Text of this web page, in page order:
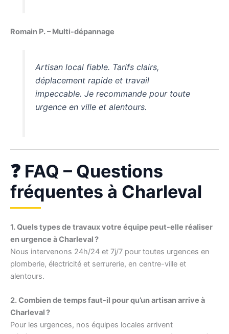
Romain P. – Multi-dépannage
Artisan local fiable. Tarifs clairs,
déplacement rapide et travail
impeccable. Je recommande pour toute
urgence en ville et alentours.
❓ FAQ – Questions
fréquentes à Charleval
1. Quels types de travaux votre équipe peut-elle réaliser
en urgence à Charleval ?
Nous intervenons 24h/24 et 7j/7 pour toutes urgences en
plomberie, électricité et serrurerie, en centre-ville et
alentours.
2. Combien de temps faut-il pour qu’un artisan arrive à
Charleval ?
Pour les urgences, nos équipes locales arrivent